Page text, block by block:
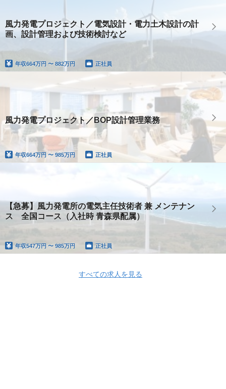
風力発電プロジェクト／電気設計・電力土木設計の計
画、設計管理および技術検討など
年収664万円 〜 882万円 正社員
風力発電プロジェクト／BOP設計管理業務
年収664万円 〜 985万円 正社員
【急募】風力発電所の電気主任技術者 兼 メンテナン
ス 全国コース（入社時 青森県配属）
年収547万円 〜 985万円 正社員
すべての求人を見る